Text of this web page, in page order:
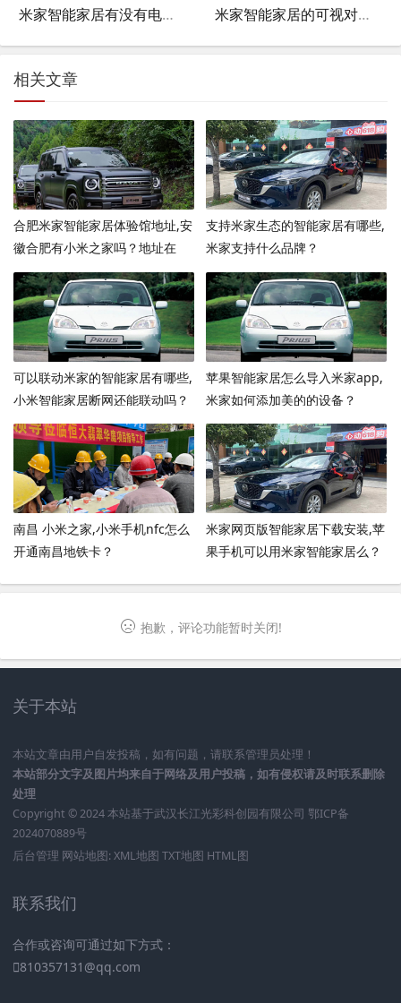
米家智能家居有没有电视,米家智能家居耗电吗？ 米家智能家居的可视对讲怎么使用,楼宇对讲可以接入米家吗？
相关文章
合肥米家智能家居体验馆地址,安
徽合肥有小米之家吗？地址在
哪？
支持米家生态的智能家居有哪些,
米家支持什么品牌？
可以联动米家的智能家居有哪些,
小米智能家居断网还能联动吗？
苹果智能家居怎么导入米家app,
米家如何添加美的的设备？
南昌 小米之家,小米手机nfc怎么
开通南昌地铁卡？
米家网页版智能家居下载安装,苹
果手机可以用米家智能家居么？
抱歉，评论功能暂时关闭!
关于本站
本站文章由用户自发投稿，如有问题，请联系管理员处理！
本站部分文字及图片均来自于网络及用户投稿，如有侵权请及时联系删除
处理
Copyright © 2024 本站基于武汉长江光彩科创园有限公司 鄂ICP备
2024070889号
后台管理 网站地图: XML地图 TXT地图 HTML图
联系我们
合作或咨询可通过如下方式：
810357131@qq.com